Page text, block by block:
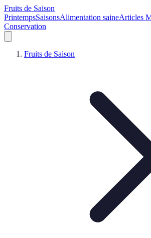
Fruits de Saison
PrintempsSaisonsAlimentation saineArticles
Conservation
Fruits de Saison